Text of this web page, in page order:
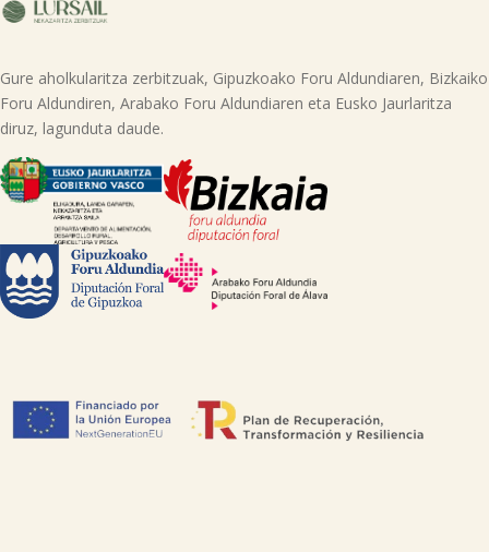
adieraziz edo helbide honetara mezua bidaliz: lursail@lursailkoop.eus.
Informazio gehigarria lor dezakezu gure web orrian.
Gure aholkularitza zerbitzuak, Gipuzkoako Foru Aldundiaren, Bizkaiko
Foru Aldundiren, Arabako Foru Aldundiaren eta Eusko Jaurlaritza
diruz, lagunduta daude.